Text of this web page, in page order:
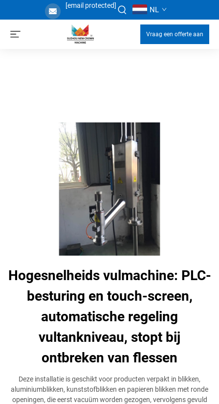
[email protected] NL
Vraag een offerte aan
Hogesnelheids vulmachine: PLC-
besturing en touch-screen,
automatische regeling
vultankniveau, stopt bij
ontbreken van flessen
Deze installatie is geschikt voor producten verpakt in blikken,
aluminiumblikken, kunststofblikken en papieren blikken met ronde
openingen, die eerst vacuüm worden gezogen, vervolgens gevuld